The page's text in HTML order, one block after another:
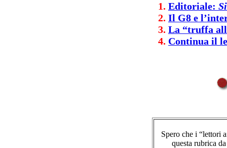
Editoriale:
Il G8 e
La “truffa
Continua il
Spero che i “lettori
questa rubrica